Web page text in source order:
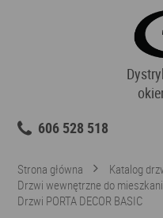
606 528 518
Strona główna
Katalog
Drzwi wewnętrzne do
Drzwi PORTA DECOR BASIC